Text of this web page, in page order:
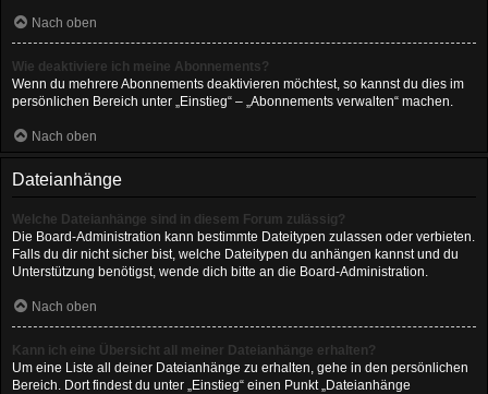
Nach oben
Wie deaktiviere ich meine Abonnements?
Wenn du mehrere Abonnements deaktivieren möchtest, so kannst du dies im
persönlichen Bereich unter „Einstieg“ – „Abonnements verwalten“ machen.
Nach oben
Dateianhänge
Welche Dateianhänge sind in diesem Forum zulässig?
Die Board-Administration kann bestimmte Dateitypen zulassen oder verbieten.
Falls du dir nicht sicher bist, welche Dateitypen du anhängen kannst und du
Unterstützung benötigst, wende dich bitte an die Board-Administration.
Nach oben
Kann ich eine Übersicht all meiner Dateianhänge erhalten?
Um eine Liste all deiner Dateianhänge zu erhalten, gehe in den persönlichen
Bereich. Dort findest du unter „Einstieg“ einen Punkt „Dateianhänge